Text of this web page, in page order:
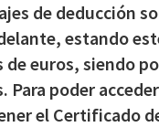
de deducción
estando
de euros, siendo
Para poder
el Certificado